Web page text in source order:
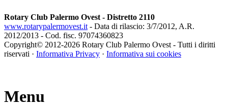
Rotary Club Palermo Ovest - Distretto 2110
www.rotarypalermovest.it- Data di rilascio: 3/7/2012, A.R.
2012/2013 - Cod. fisc. 97074360823
Copyright© 2012-2026 Rotary Club Palermo Ovest - Tutti i diritti
riservati · Informativa Privacy · Informativa sui cookies
Menu